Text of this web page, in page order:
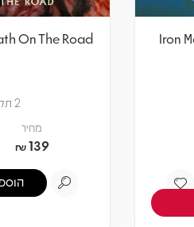
Iron
On The Road
2 תקליטים
מחיר
139
₪